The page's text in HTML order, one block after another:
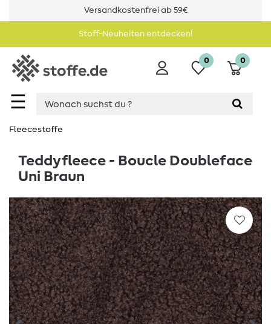
Versandkostenfrei ab 59€
Stoff-Neuheiten entdecken!
☰
0 0
Fleecestoffe
Teddyfleece - Boucle Doubleface
Uni Braun